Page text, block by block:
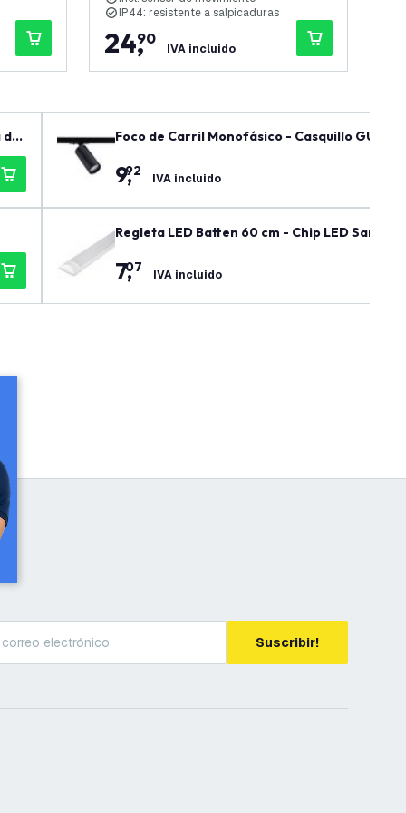
IP44: resistente a salpicaduras
24,
90
IVA incluido
de
Foco de Carril Monofásico - Casquillo GU10 -
9,
92 IVA incluido
Regleta LED Batten 60 cm - Chip LED
7,
07 IVA incluido
Suscribir!